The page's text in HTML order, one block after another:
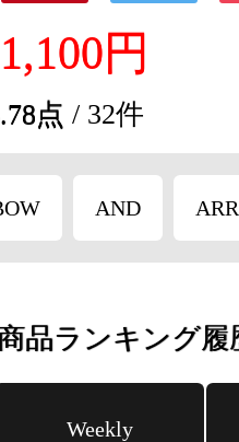
1,100円
点 / 32件
AND
品ランキング履
Weekly